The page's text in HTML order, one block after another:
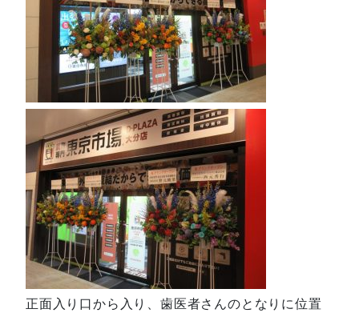
正面入り口から入り、歯医者さんのとなりに位置